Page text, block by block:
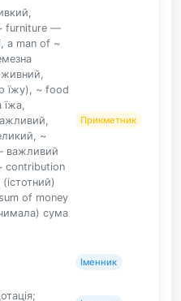
furniture —
a man of ~
їжу), ~ food
~
важливий
contribution
of money
сума
Прикметник
Іменник